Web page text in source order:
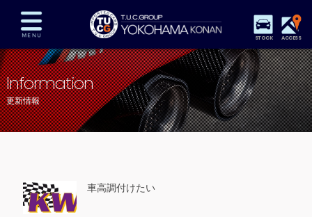
STOCK ACCESS
在庫車両情報 保証&サービス パーツリスト
TUCとは？ 店舗情報 アクセスマップ
全国納車 特別作業 注文販売
プライバシーポリシー
Information
更新情報
車高調付けたい